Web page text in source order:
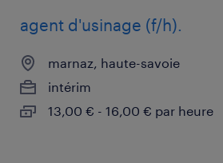
agent d'usinage (f/h).
marnaz, haute-savoie
intérim
13,00 € - 16,00 € par heure